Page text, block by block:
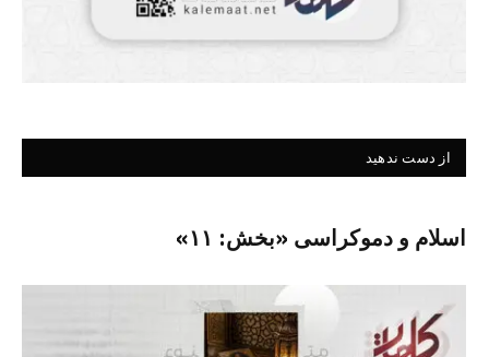
از دست ندهید
اسلام و دموکراسی «بخش: ۱۱»